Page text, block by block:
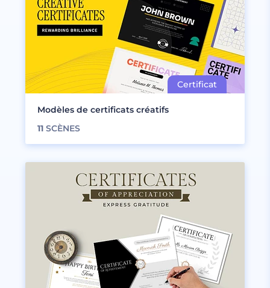
Modèles de certificats créatifs
11 SCÈNES